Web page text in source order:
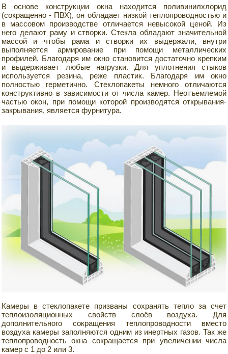
В основе конструкции окна находится поливинилхлорид
(сокращенно - ПВХ), он обладает низкой теплопроводностью и
в массовом производстве отличается невысокой ценой. Из
него делают раму и створки. Стекла обладают значительной
массой и чтобы рама и створки их выдержали, внутри
выполняется армирование при помощи металлических
профилей. Благодаря им окно становится достаточно крепким
и выдерживает любые нагрузки. Для уплотнения стыков
используется резина, реже пластик. Благодаря им окно
полностью герметично. Стеклопакеты немного отличаются
конструктивно в зависимости от числа камер. Неотъемлемой
частью окон, при помощи которой производятся открывания-
закрывания, является фурнитура.
Камеры в стеклопакете призваны сохранять тепло за счет
теплоизоляционных свойств слоёв воздуха. Для
дополнительного сокращения теплопроводности вместо
воздуха камеры заполняются одним из инертных газов. Так же
теплопроводность окна сокращается при увеличении числа
камер с 1 до 2 или 3.